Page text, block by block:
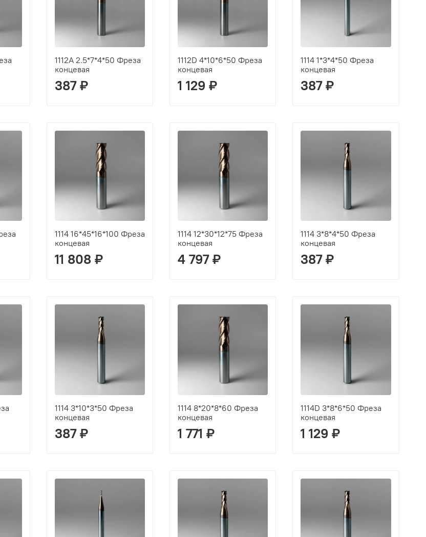
1112A 2.5*7*4*50 Фреза
концевая
387 ₽
1112D 4*10*6*50 Фреза
концевая
1 129 ₽
1114 1*3*4*50 Фреза
концевая
387 ₽
1114 16*45*16*100 Фреза
концевая
11 808 ₽
1114 12*30*12*75 Фреза
концевая
4 797 ₽
1114 3*8*4*50 Фреза
концевая
387 ₽
1114 3*10*3*50 Фреза
концевая
387 ₽
1114 8*20*8*60 Фреза
концевая
1 771 ₽
1114D 3*8*6*50 Фреза
концевая
1 129 ₽